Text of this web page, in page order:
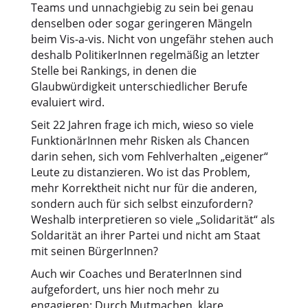
Teams und unnachgiebig zu sein bei genau
denselben oder sogar geringeren Mängeln
beim Vis-a-vis. Nicht von ungefähr stehen auch
deshalb PolitikerInnen regelmäßig an letzter
Stelle bei Rankings, in denen die
Glaubwürdigkeit unterschiedlicher Berufe
evaluiert wird.
Seit 22 Jahren frage ich mich, wieso so viele
FunktionärInnen mehr Risken als Chancen
darin sehen, sich vom Fehlverhalten „eigener“
Leute zu distanzieren. Wo ist das Problem,
mehr Korrektheit nicht nur für die anderen,
sondern auch für sich selbst einzufordern?
Weshalb interpretieren so viele „Solidarität“ als
Soldarität an ihrer Partei und nicht am Staat
mit seinen BürgerInnen?
Auch wir Coaches und BeraterInnen sind
aufgefordert, uns hier noch mehr zu